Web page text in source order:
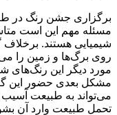
برگزاری جشن رنگ در
مسئله مهم این است
شیمیایی هستند. برخلاف
روی برگ‌ها و زمین را
مورد دیگر این رنگ‌های
مشکل بعدی حضور این
می‌تواند به طبیعت
تحمل طبیعت وارد آن